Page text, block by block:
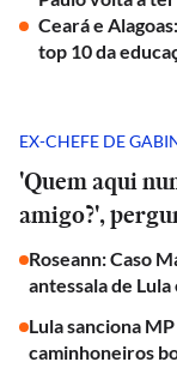
Ceará e
top 10 da
EX-CHEFE DE
'Quem aqui
amigo?',
Roseann: Caso
antessala de
Lula sanciona
caminhoneiros